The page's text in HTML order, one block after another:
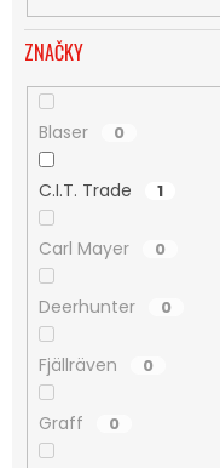
ZNAČKY
Blaser 0
C.I.T. Trade 1
Carl Mayer 0
Deerhunter 0
Fjällräven 0
Graff 0